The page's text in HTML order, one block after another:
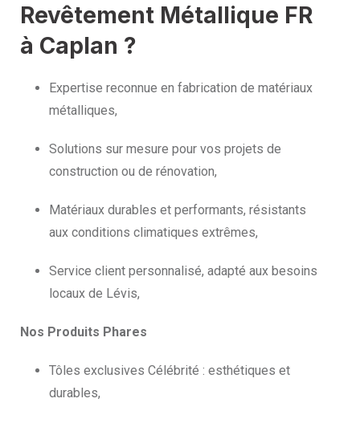
Revêtement Métallique FR
à Caplan ?
Expertise reconnue en fabrication de matériaux
métalliques,
Solutions sur mesure pour vos projets de
construction ou de rénovation,
Matériaux durables et performants, résistants
aux conditions climatiques extrêmes,
Service client personnalisé, adapté aux besoins
locaux de Lévis,
Nos Produits Phares
Tôles exclusives Célébrité : esthétiques et
durables,